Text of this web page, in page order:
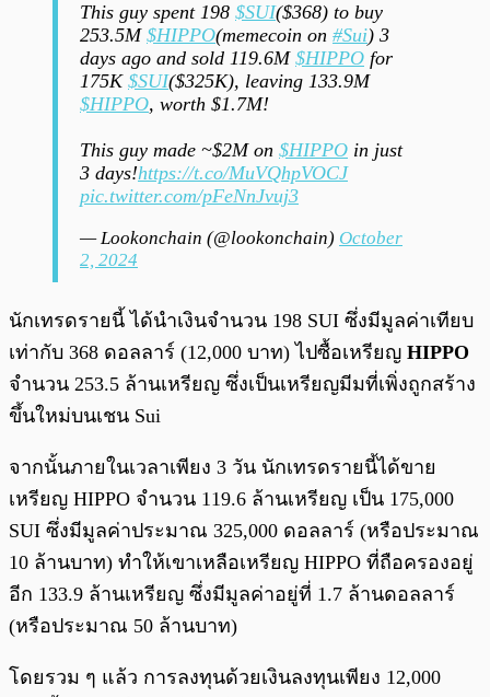
This guy spent 198 $SUI($368) to buy
253.5M $HIPPO(memecoin on #Sui) 3
days ago and sold 119.6M $HIPPO for
175K $SUI($325K), leaving 133.9M
$HIPPO, worth $1.7M!
This guy made ~$2M on $HIPPO in just
3 days!https://t.co/MuVQhpVOCJ
pic.twitter.com/pFeNnJvuj3
— Lookonchain (@lookonchain) October
2, 2024
นักเทรดรายนี้ ได้นำเงินจำนวน 198 SUI ซึ่งมีมูลค่าเทียบ
เท่ากับ 368 ดอลลาร์ (12,000 บาท) ไปซื้อเหรียญ HIPPO
จำนวน 253.5 ล้านเหรียญ ซึ่งเป็นเหรียญมีมที่เพิ่งถูกสร้าง
ขึ้นใหม่บนเชน Sui
จากนั้นภายในเวลาเพียง 3 วัน นักเทรดรายนี้ได้ขาย
เหรียญ HIPPO จำนวน 119.6 ล้านเหรียญ เป็น 175,000
SUI ซึ่งมีมูลค่าประมาณ 325,000 ดอลลาร์ (หรือประมาณ
10 ล้านบาท) ทำให้เขาเหลือเหรียญ HIPPO ที่ถือครองอยู่
อีก 133.9 ล้านเหรียญ ซึ่งมีมูลค่าอยู่ที่ 1.7 ล้านดอลลาร์
(หรือประมาณ 50 ล้านบาท)
โดยรวม ๆ แล้ว การลงทุนด้วยเงินลงทุนเพียง 12,000